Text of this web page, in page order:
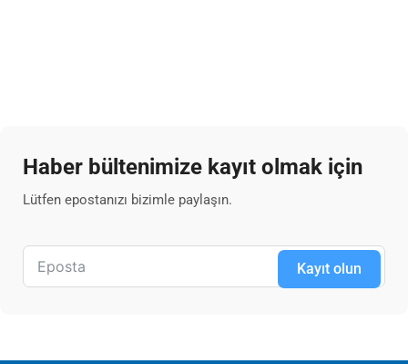
Haber bültenimize kayıt olmak için
Lütfen epostanızı bizimle paylaşın.
Kayıt olun